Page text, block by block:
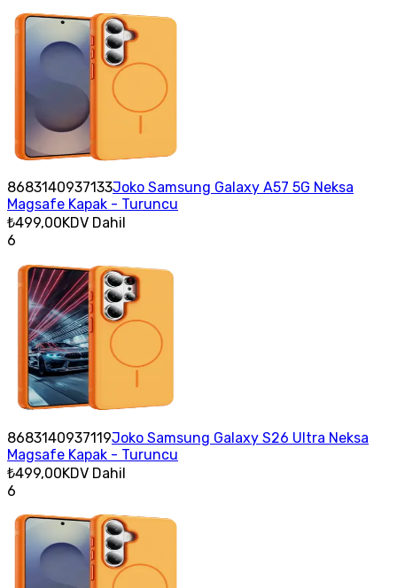
8683140937133Joko Samsung Galaxy A57 5G Neksa
Magsafe Kapak - Turuncu
₺499,00KDV Dahil
6
8683140937119Joko Samsung Galaxy S26 Ultra Neksa
Magsafe Kapak - Turuncu
₺499,00KDV Dahil
6